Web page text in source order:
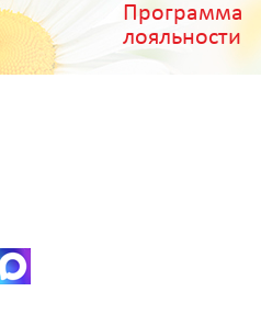
Программа
лояльности